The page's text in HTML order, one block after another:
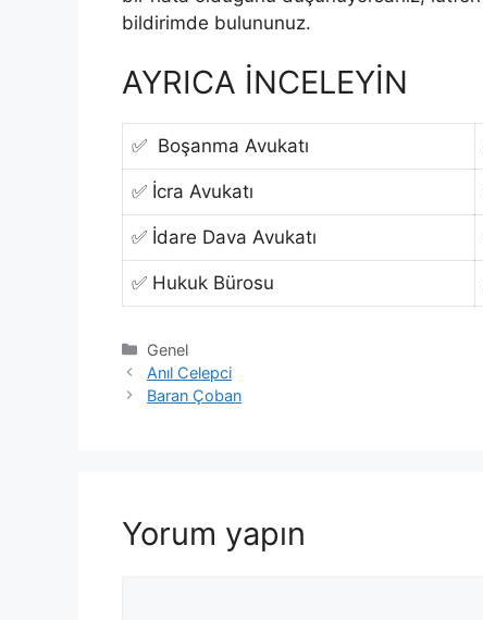
bildirimde bulununuz.
AYRICA İNCELEYİN
✅ Boşanma Avukatı
✅ İcra Avukatı
✅ İdare Dava Avukatı
✅ Hukuk Bürosu
Kategoriler
Genel
Anıl Celepci
Baran Çoban
Yorum yapın